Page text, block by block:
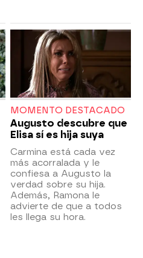
MOMENTO DESTACADO
Augusto descubre que
Elisa sí es hija suya
Carmina está cada vez
más acorralada y le
confiesa a Augusto la
verdad sobre su hija.
Además, Ramona le
advierte de que a todos
les llega su hora.